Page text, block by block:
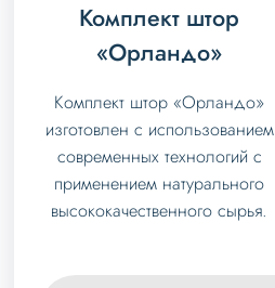
Комплект штор
«Орландо»
Комплект штор «Орландо»
изготовлен с использованием
современных технологий с
применением натурального
высококачественного сырья.